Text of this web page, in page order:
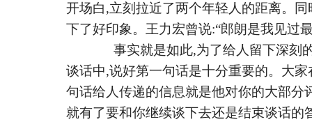
开场白,立刻拉近了两个年轻人的距离。
下了好印象。王力宏曾说:“郎朗是我见过
事实就是如此,为了给人留下深刻
谈话中,说好第一句话是十分重要的。大
句话给人传递的信息就是他对你的大部
就有了要和你继续谈下去还是结束谈话的